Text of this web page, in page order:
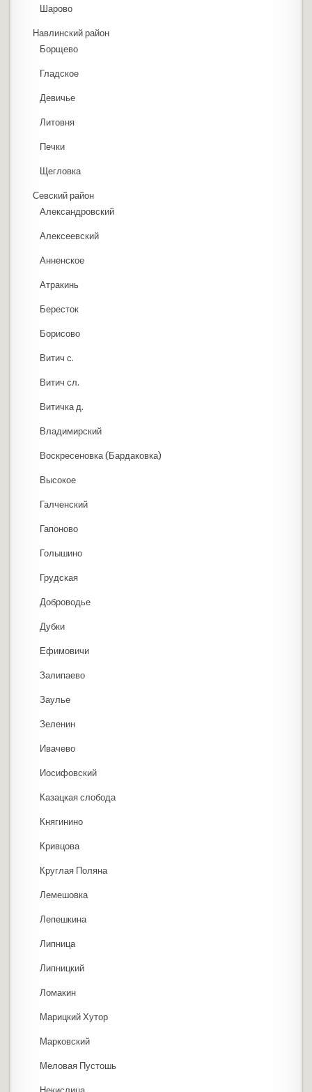
Шарово
Навлинский район
Борщево
Гладское
Девичье
Литовня
Печки
Щегловка
Севский район
Александровский
Алексеевский
Анненское
Атракинь
Бересток
Борисово
Витич с.
Витич сл.
Витичка д.
Владимирский
Воскресеновка (Бардаковка)
Высокое
Галченский
Гапоново
Голышино
Грудская
Доброводье
Дубки
Ефимовичи
Залипаево
Заулье
Зеленин
Ивачево
Иосифовский
Казацкая слобода
Княгинино
Кривцова
Круглая Поляна
Лемешовка
Лепешкина
Липница
Липницкий
Ломакин
Марицкий Хутор
Марковский
Меловая Пустошь